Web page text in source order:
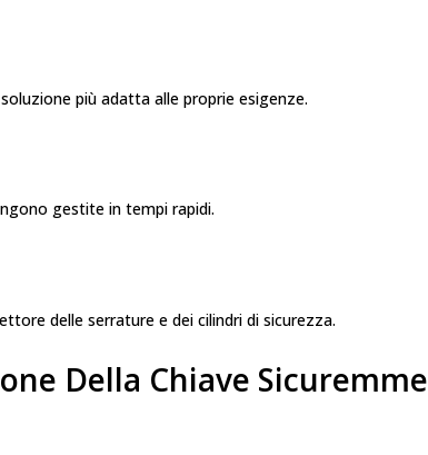
più adatta alle proprie esigenze.
gestite in tempi rapidi.
delle serrature e dei cilindri di sicurezza.
Della Chiave Sicuremme